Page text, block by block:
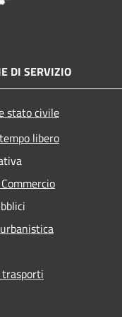
DI SERVIZIO
stato civile
libero